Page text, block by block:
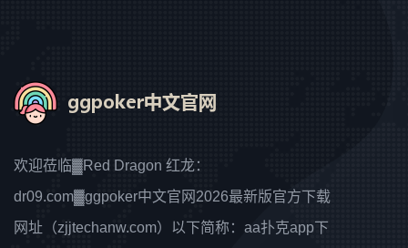
欢迎莅临▓Red Dragon 红龙：
dr09.com▓ggpoker中文官网2026最新版官方下载
网址（zjjtechanw.com）以下简称：aa扑克app下